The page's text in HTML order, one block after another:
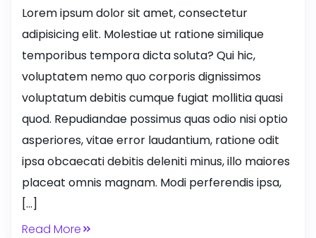
Lorem ipsum dolor sit amet, consectetur
adipisicing elit. Molestiae ut ratione similique
temporibus tempora dicta soluta? Qui hic,
voluptatem nemo quo corporis dignissimos
voluptatum debitis cumque fugiat mollitia quasi
quod. Repudiandae possimus quas odio nisi optio
asperiores, vitae error laudantium, ratione odit
ipsa obcaecati debitis deleniti minus, illo maiores
placeat omnis magnam. Modi perferendis ipsa,
[…]
Read More